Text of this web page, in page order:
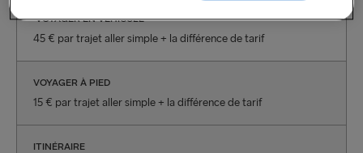
VOYAGER EN VÉHICULE
45 € par trajet aller simple + la différence de tarif
VOYAGER À PIED
15 € par trajet aller simple + la différence de tarif
ITINÉRAIRE